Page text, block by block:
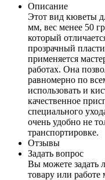
Описание
Этот вид кюветы
мм, вес менее 50
который
прозрачный
применяется
работах. Она
равномерно по
использовать и
качественное
специального
очень удобно не
транспортировке.
Отзывы
Задать вопрос
Вы можете задать
товару или работе